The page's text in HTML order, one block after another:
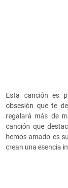
Esta canción es
obsesión que te
regalará más de
canción que
hemos amado es
crean una esencia